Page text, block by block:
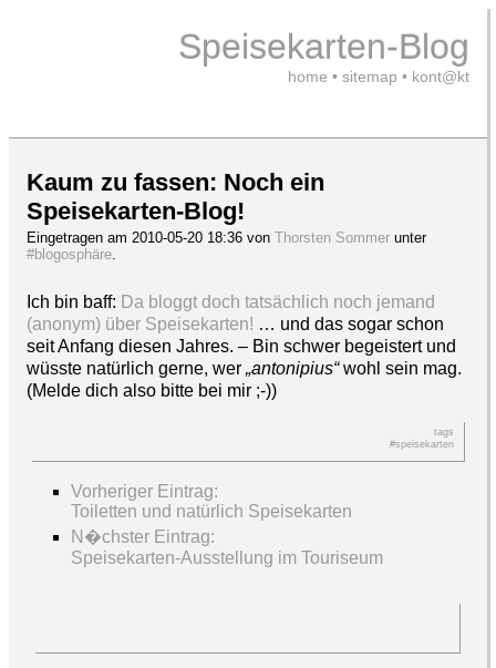
Speisekarten-Blog
home • sitemap • kont@kt
Kaum zu fassen: Noch ein
Speisekarten-Blog!
Eingetragen am 2010-05-20 18:36 von Thorsten Sommer unter
#blogosphäre.
Ich bin baff: Da bloggt doch tatsächlich noch jemand
(anonym) über Speisekarten! … und das sogar schon
seit Anfang diesen Jahres. – Bin schwer begeistert und
wüsste natürlich gerne, wer „antonipius“wohl sein mag.
(Melde dich also bitte bei mir ;-))
tags
#speisekarten
Vorheriger Eintrag:
Toiletten und natürlich Speisekarten
N�chster Eintrag:
Speisekarten-Ausstellung im Touriseum